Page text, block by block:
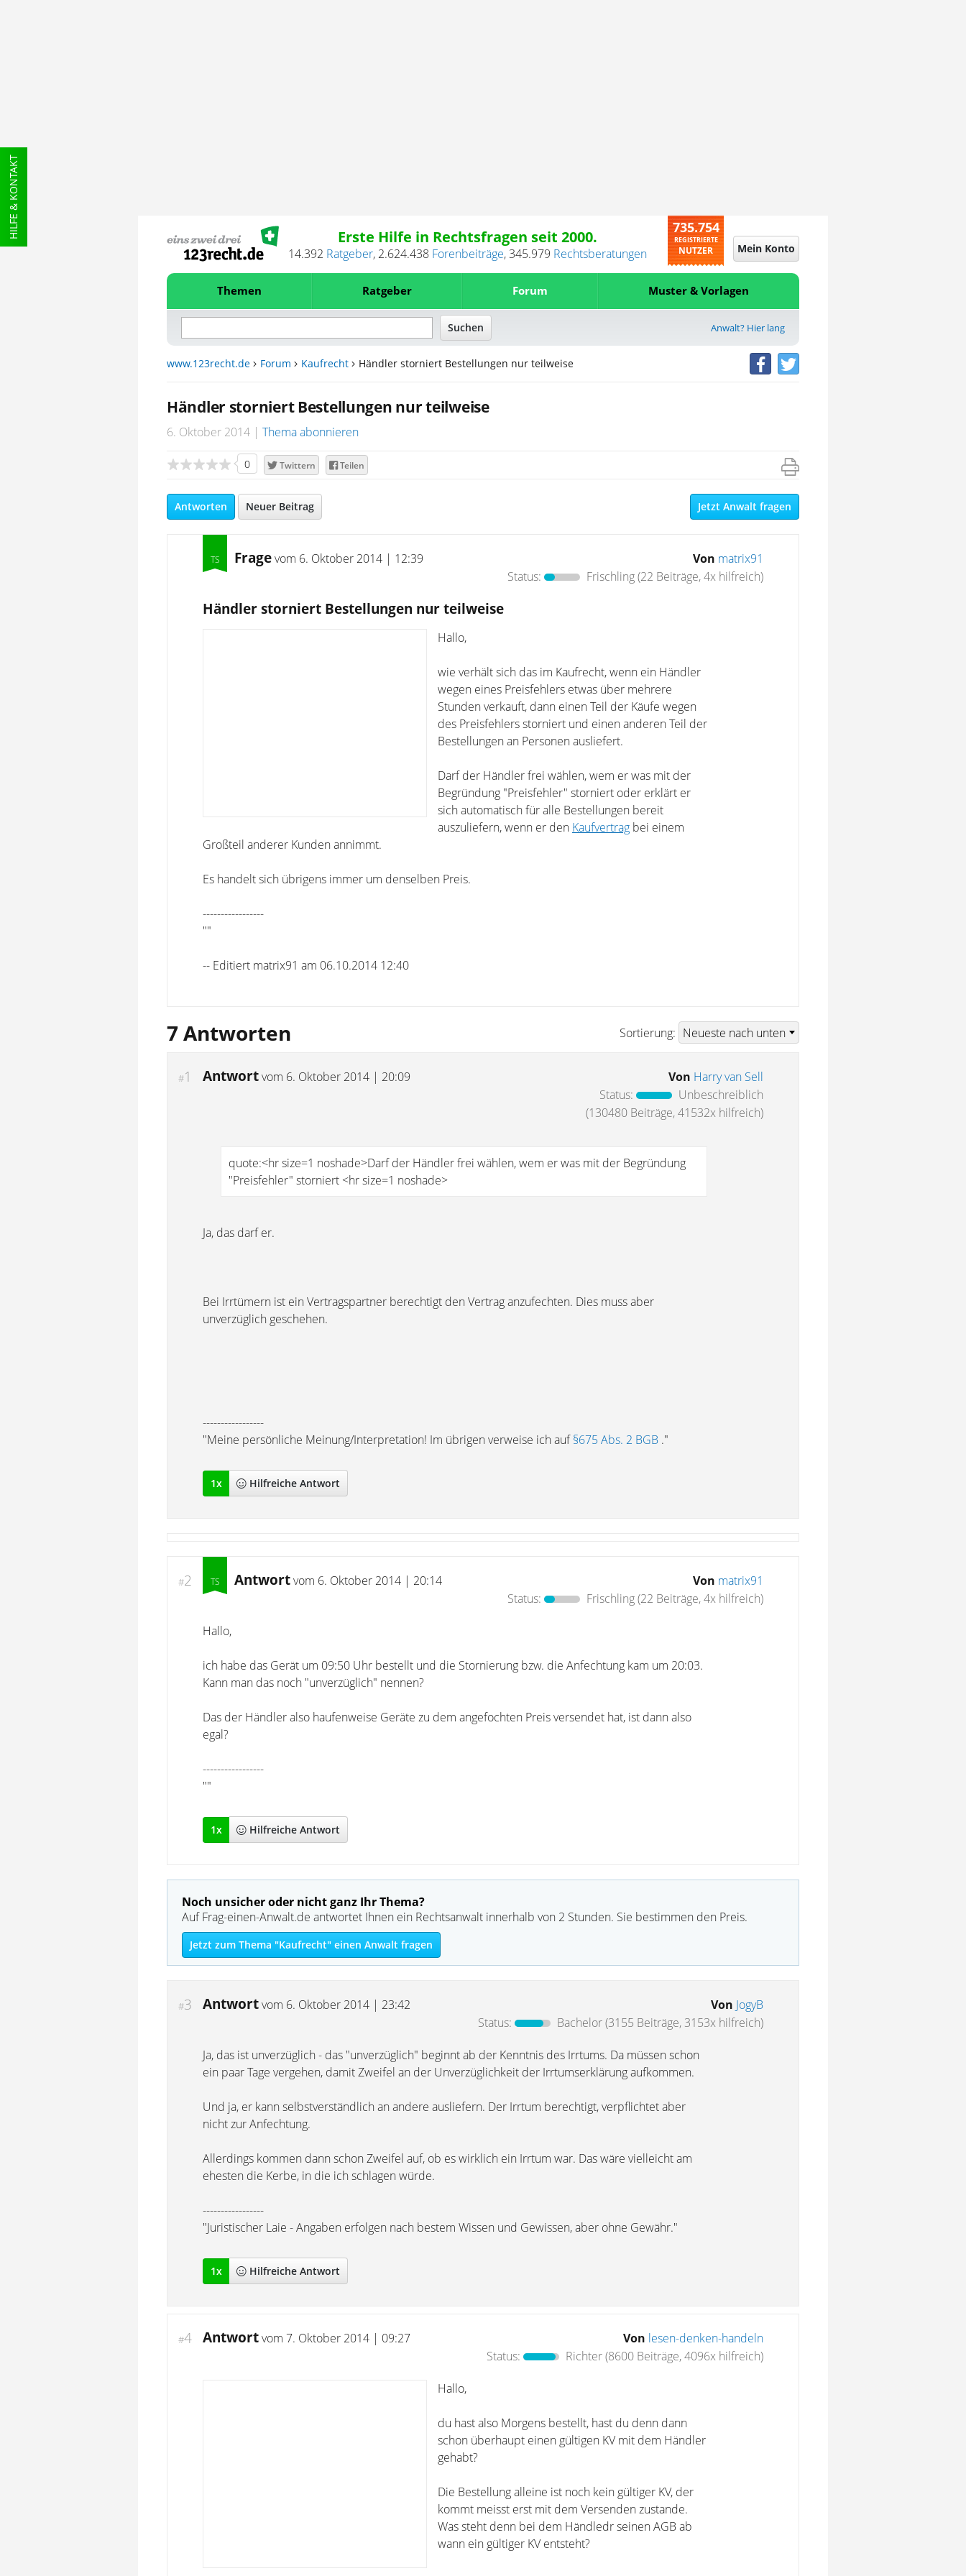
HILFE & KONTAKT Erste Hilfe in Rechtsfragen seit 2000.
14.392 Ratgeber, 2.624.438 Forenbeiträge,345.979 Rechtsberatungen
735.754
REGISTRIERTE
NUTZER Mein Konto
Themen Ratgeber Forum Muster & Vorlagen
Anwalt? Hier lang
www.123recht.de Forum Kaufrecht Händler storniert Bestellungen nur teilweise
Händler storniert Bestellungen nur teilweise
6. Oktober 2014 Thema abonnieren
0 Twittern Teilen
Antworten Neuer Beitrag Jetzt Anwalt fragen
Fragevom 6. Oktober 2014 | 12:39 Von matrix91
Status:
Frischling(22 Beiträge, 4x hilfreich)
Händler storniert Bestellungen nur teilweise
Hallo,
wie verhält sich das im Kaufrecht, wenn ein Händler
wegen eines Preisfehlers etwas über mehrere
Stunden verkauft, dann einen Teil der Käufe wegen
des Preisfehlers storniert und einen anderen Teil der
Bestellungen an Personen ausliefert.
Darf der Händler frei wählen, wem er was mit der
Begründung "Preisfehler" storniert oder erklärt er
sich automatisch für alle Bestellungen bereit
auszuliefern, wenn er den Kaufvertrag bei einem
Großteil anderer Kunden annimmt.
Es handelt sich übrigens immer um denselben Preis.
-----------------
""
-- Editiert matrix91 am 06.10.2014 12:40
7 Antworten Sortierung:
#1 Antwortvom 6. Oktober 2014 | 20:09 Von Harry van Sell
Status:
Unbeschreiblich
(130480 Beiträge, 41532x hilfreich)
quote:<hr size=1 noshade>Darf der Händler frei wählen, wem er was mit der Begründung
"Preisfehler" storniert <hr size=1 noshade>
Ja, das darf er.
Bei Irrtümern ist ein Vertragspartner berechtigt den Vertrag anzufechten. Dies muss aber
unverzüglich geschehen.
-----------------
"Meine persönliche Meinung/Interpretation! Im übrigen verweise ich auf§675 Abs. 2 BGB ."
1x Hilfreiche Antwort
#2 Antwortvom 6. Oktober 2014 | 20:14 Von matrix91
Status:
Frischling(22 Beiträge, 4x hilfreich)
Hallo,
ich habe das Gerät um 09:50 Uhr bestellt und die Stornierung bzw. die Anfechtung kam um 20:03.
Kann man das noch "unverzüglich" nennen?
Das der Händler also haufenweise Geräte zu dem angefochten Preis versendet hat, ist dann also
egal?
-----------------
""
1x Hilfreiche Antwort
Noch unsicher oder nicht ganz Ihr Thema?
Auf Frag-einen-Anwalt.de antwortet Ihnen ein Rechtsanwalt innerhalb von 2 Stunden. Sie bestimmen den Preis.
Jetzt zum Thema "Kaufrecht" einen Anwalt fragen
#3 Antwortvom 6. Oktober 2014 | 23:42 Von JogyB
Status:
Bachelor(3155 Beiträge, 3153x hilfreich)
Ja, das ist unverzüglich - das "unverzüglich" beginnt ab der Kenntnis des Irrtums. Da müssen schon
ein paar Tage vergehen, damit Zweifel an der Unverzüglichkeit der Irrtumserklärung aufkommen.
Und ja, er kann selbstverständlich an andere ausliefern. Der Irrtum berechtigt, verpflichtet aber
nicht zur Anfechtung.
Allerdings kommen dann schon Zweifel auf, ob es wirklich ein Irrtum war. Das wäre vielleicht am
ehesten die Kerbe, in die ich schlagen würde.
-----------------
"Juristischer Laie - Angaben erfolgen nach bestem Wissen und Gewissen, aber ohne Gewähr."
1x Hilfreiche Antwort
#4 Antwortvom 7. Oktober 2014 | 09:27 Von lesen-denken-handeln
Status:
Richter(8600 Beiträge, 4096x hilfreich)
Hallo,
du hast also Morgens bestellt, hast du denn dann
schon überhaupt einen gültigen KV mit dem Händler
gehabt?
Die Bestellung alleine ist noch kein gültiger KV, der
kommt meisst erst mit dem Versenden zustande.
Was steht denn bei dem Händledr seinen AGB ab
wann ein gültiger KV entsteht?